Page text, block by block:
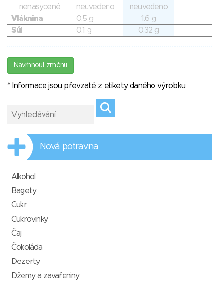
nenasycené
neuvedeno
neuvedeno
Vláknina
0.5 g
1.6 g
Sůl
0.1 g 0.32 g
Navrhnout změnu
* Informace jsou převzaté z etikety daného výrobku
Nová potravina
Alkohol
Bagety
Cukr
Cukrovinky
Čaj
Čokoláda
Dezerty
Džemy a zavařeniny